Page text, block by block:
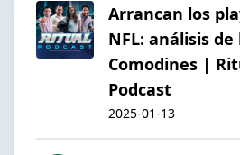
Arrancan los
NFL: análisis de
Comodines |
Podcast
2025-01-13